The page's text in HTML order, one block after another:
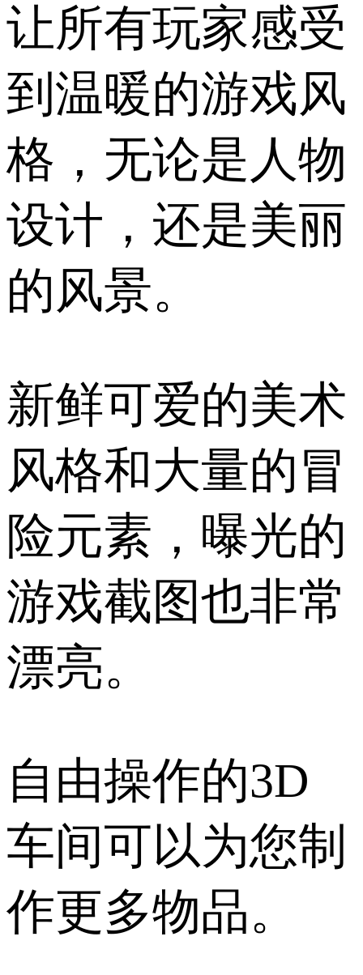
让所有玩家感受
到温暖的游戏风
格，无论是人物
设计，还是美丽
的风景。
新鲜可爱的美术
风格和大量的冒
险元素，曝光的
游戏截图也非常
漂亮。
自由操作的3D
车间可以为您制
作更多物品。